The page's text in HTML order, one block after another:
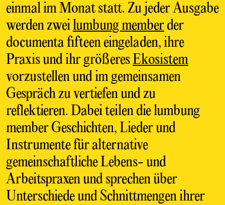
einmal im Monat statt. Zu jeder Ausgabe
werden zweilumbung memberder
documenta fifteen eingeladen, ihre
Praxis und ihr größeresEkosistem
vorzustellen und im gemeinsamen
Gespräch zu vertiefen und zu
reflektieren. Dabei teilen die lumbung
member Geschichten, Lieder und
Instrumente für alternative
gemeinschaftliche Lebens- und
Arbeitspraxen und sprechen über
Unterschiede und Schnittmengen ihrer